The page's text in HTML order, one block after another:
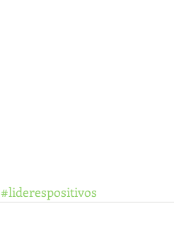
#liderespositivos